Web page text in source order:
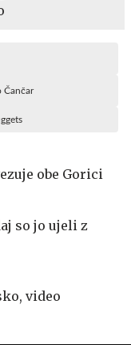
Čančar
obe Gorici
so jo ujeli z
video